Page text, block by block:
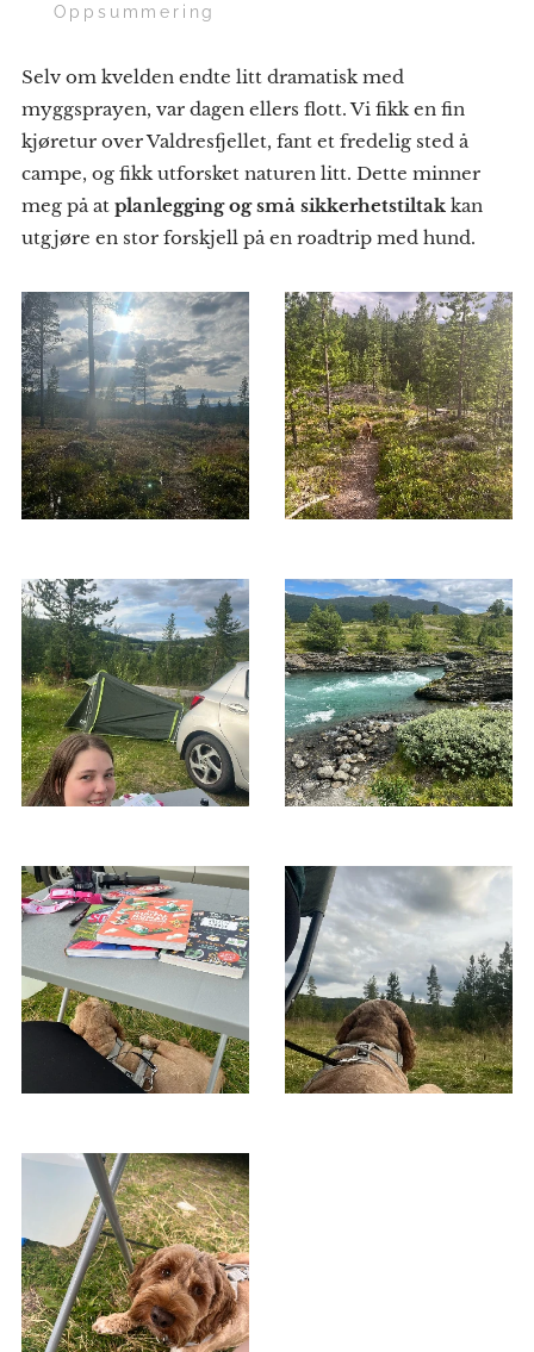
🌟 Oppsummering
Selv om kvelden endte litt dramatisk med
myggsprayen, var dagen ellers flott. Vi fikk en fin
kjøretur over Valdresfjellet, fant et fredelig sted å
campe, og fikk utforsket naturen litt. Dette minner
meg på at planlegging og små sikkerhetstiltak kan
utgjøre en stor forskjell på en roadtrip med hund.